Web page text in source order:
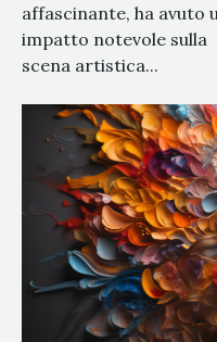
affascinante, ha avuto
impatto notevole sulla
scena artistica...